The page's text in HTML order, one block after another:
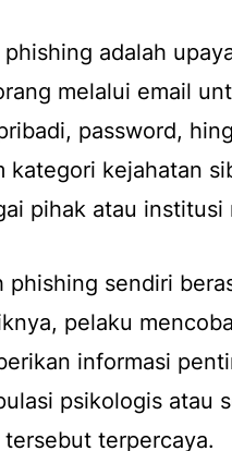
phishing adalah
melalui email
password,
kategori kejahatan
pihak atau institusi
phishing sendiri
pelaku
informasi
psikologis atau
tersebut terpercaya.